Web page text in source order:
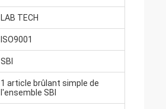
LAB TECH
ISO9001
SBI
1 article brûlant simple de
l'ensemble SBI